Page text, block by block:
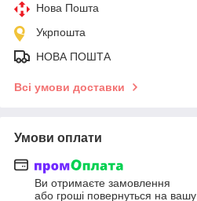
Нова Пошта
Укрпошта
НОВА ПОШТА
Всі умови доставки
Умови оплати
Ви отримаєте замовлення
або гроші повернуться на вашу